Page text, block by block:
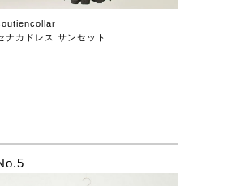
ナカドレス サンセット